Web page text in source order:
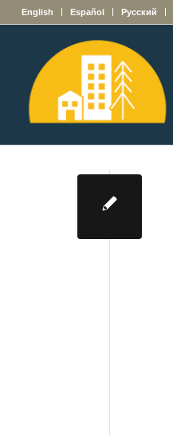
English Español Русский